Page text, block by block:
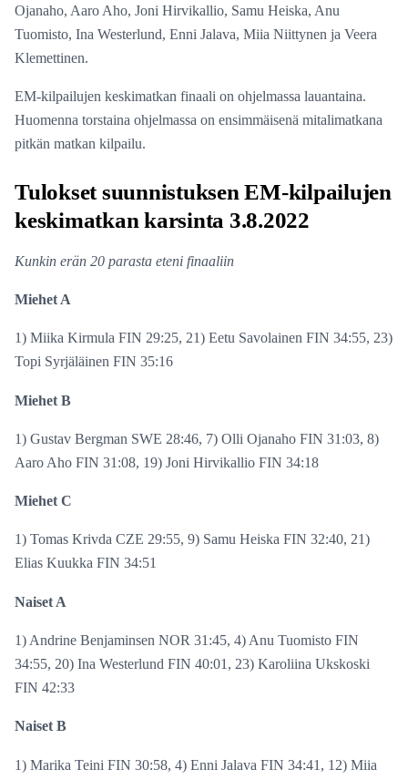
Ojanaho, Aaro Aho, Joni Hirvikallio, Samu Heiska, Anu
Tuomisto, Ina Westerlund, Enni Jalava, Miia Niittynen ja Veera
Klemettinen.
EM-kilpailujen keskimatkan finaali on ohjelmassa lauantaina.
Huomenna torstaina ohjelmassa on ensimmäisenä mitalimatkana
pitkän matkan kilpailu.
Tulokset suunnistuksen EM-kilpailujen
keskimatkan karsinta 3.8.2022
Kunkin erän 20 parasta eteni finaaliin
Miehet A
1) Miika Kirmula FIN 29:25, 21) Eetu Savolainen FIN 34:55, 23)
Topi Syrjäläinen FIN 35:16
Miehet B
1) Gustav Bergman SWE 28:46, 7) Olli Ojanaho FIN 31:03, 8)
Aaro Aho FIN 31:08, 19) Joni Hirvikallio FIN 34:18
Miehet C
1) Tomas Krivda CZE 29:55, 9) Samu Heiska FIN 32:40, 21)
Elias Kuukka FIN 34:51
Naiset A
1) Andrine Benjaminsen NOR 31:45, 4) Anu Tuomisto FIN
34:55, 20) Ina Westerlund FIN 40:01, 23) Karoliina Ukskoski
FIN 42:33
Naiset B
1) Marika Teini FIN 30:58, 4) Enni Jalava FIN 34:41, 12) Miia